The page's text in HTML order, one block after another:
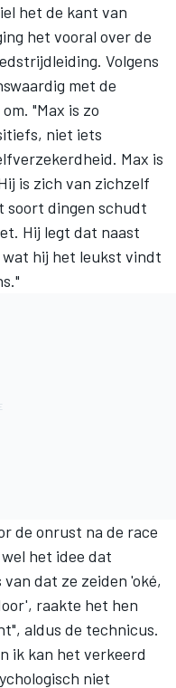
het de kant van
het vooral over de
Volgens
met de
"Max is zo
niet iets
Max is
is zich van zichzelf
soort dingen schudt
Hij legt dat naast
hij het leukst vindt
de onrust na de race
het idee dat
dat ze zeiden 'oké,
raakte het hen
aldus de technicus.
ik kan het verkeerd
niet